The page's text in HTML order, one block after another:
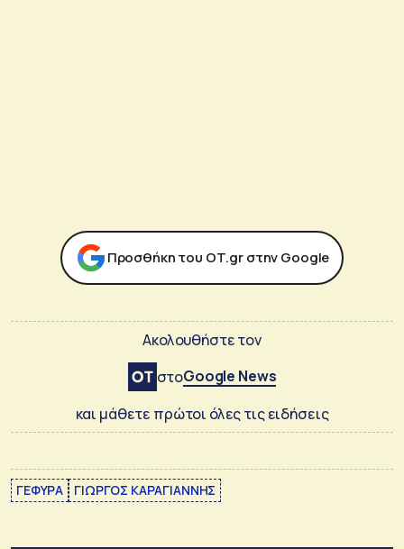
Προσθήκη του ΟΤ.gr στην Google
Ακολουθήστε τον
στοGoogle News
και μάθετε πρώτοι όλες τις ειδήσεις
ΓΕΦΥΡΑ ΓΙΩΡΓΟΣ ΚΑΡΑΓΙΑΝΝΗΣ